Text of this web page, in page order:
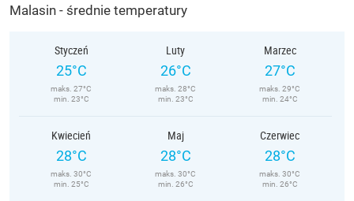
Malasin - średnie temperatury
Styczeń
25°C
maks. 27°C
min. 23°C
Luty
26°C
maks. 28°C
min. 23°C
Marzec
27°C
maks. 29°C
min. 24°C
Kwiecień
28°C
maks. 30°C
min. 25°C
Maj
28°C
maks. 30°C
min. 26°C
Czerwiec
28°C
maks. 30°C
min. 26°C